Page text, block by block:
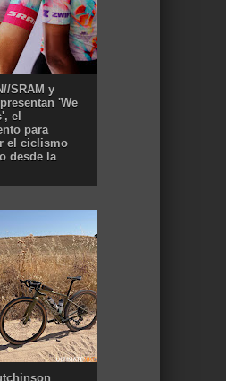
SRAM y
'We
el
para
el ciclismo
desde la